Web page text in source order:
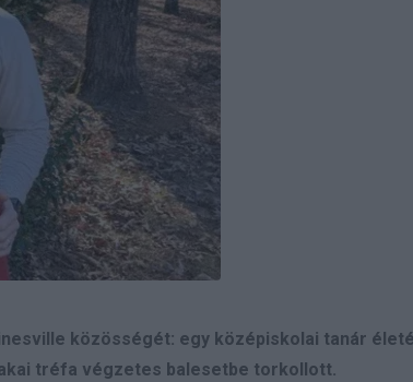
közösségét: egy középiskolai tanár
tréfa végzetes balesetbe torkollott.